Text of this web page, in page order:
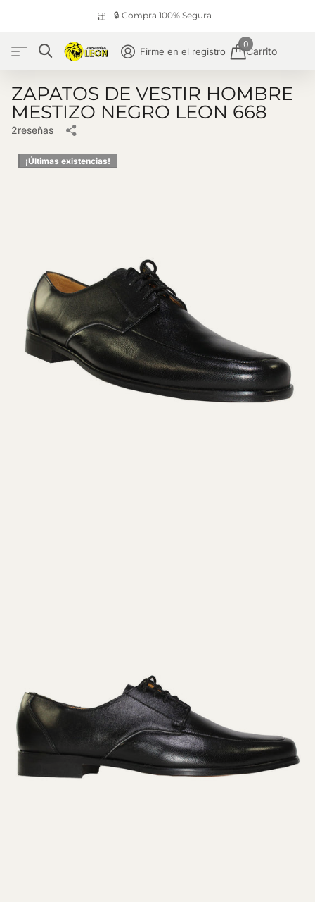
🔒 Compra 100% Segura
Firme en el registro Carrito
0
ZAPATOS DE VESTIR HOMBRE
MESTIZO NEGRO LEON 668
2reseñas
¡Últimas existencias!